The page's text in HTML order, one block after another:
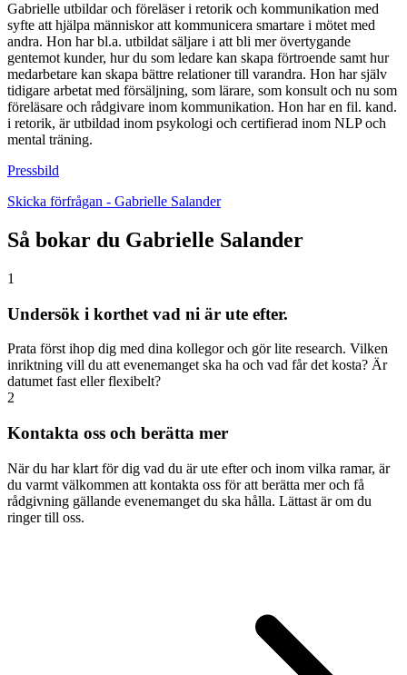
Gabrielle utbildar och föreläser i retorik och kommunikation med
syfte att hjälpa människor att kommunicera smartare i mötet med
andra. Hon har bl.a. utbildat säljare i att bli mer övertygande
gentemot kunder, hur du som ledare kan skapa förtroende samt hur
medarbetare kan skapa bättre relationer till varandra. Hon har själv
tidigare arbetat med försäljning, som lärare, som konsult och nu som
föreläsare och rådgivare inom kommunikation. Hon har en fil. kand.
i retorik, är utbildad inom psykologi och certifierad inom NLP och
mental träning.
Pressbild
Skicka förfrågan - Gabrielle Salander
Så bokar du Gabrielle Salander
1
Undersök i korthet vad ni är ute efter.
Prata först ihop dig med dina kollegor och gör lite research. Vilken
inriktning vill du att evenemanget ska ha och vad får det kosta? Är
datumet fast eller flexibelt?
2
Kontakta oss och berätta mer
När du har klart för dig vad du är ute efter och inom vilka ramar, är
du varmt välkommen att kontakta oss för att berätta mer och få
rådgivning gällande evenemanget du ska hålla. Lättast är om du
ringer till oss.